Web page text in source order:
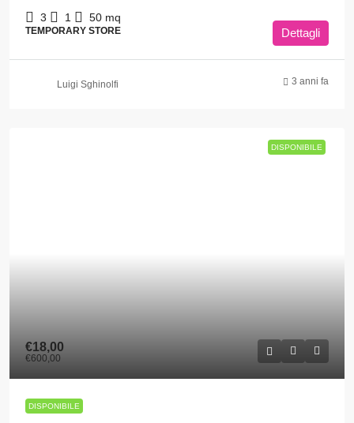
3 1 50 mq
TEMPORARY STORE Dettagli
Luigi Sghinolfi 3 anni fa
DISPONIBILE
€18,00
€600,00
DISPONIBILE